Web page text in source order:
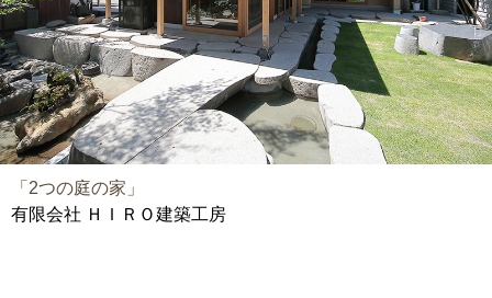
「2つの庭の家」
有限会社 ＨＩＲＯ建築工房